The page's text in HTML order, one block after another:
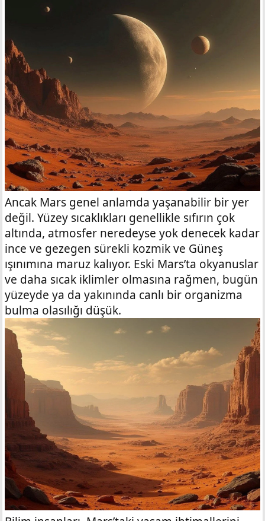
Ancak Mars genel anlamda yaşanabilir bir yer
değil. Yüzey sıcaklıkları genellikle sıfırın çok
altında, atmosfer neredeyse yok denecek kadar
ince ve gezegen sürekli kozmik ve Güneş
ışınımına maruz kalıyor. Eski Mars’ta okyanuslar
ve daha sıcak iklimler olmasına rağmen, bugün
yüzeyde ya da yakınında canlı bir organizma
bulma olasılığı düşük.